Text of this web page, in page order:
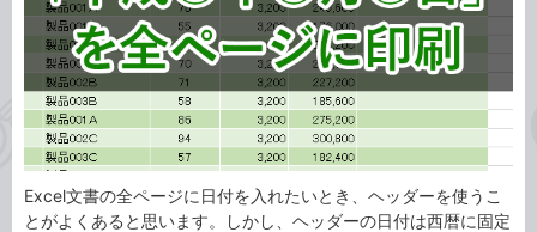
Excel文書の全ページに日付を入れたいとき、ヘッダーを使うこ
とがよくあると思います。しかし、ヘッダーの日付は西暦に固定